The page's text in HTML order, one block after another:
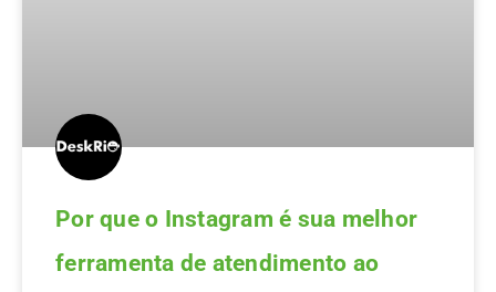
Por que o Instagram é sua melhor
ferramenta de atendimento ao